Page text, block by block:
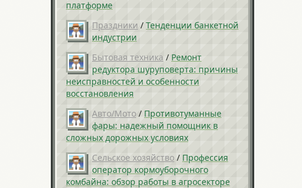
платформе
Праздники / Тенденции банкетной
индустрии
Бытовая техника / Ремонт
редуктора шуруповерта: причины
неисправностей и особенности
восстановления
Авто/Мото / Противотуманные
фары: надежный помощник в
сложных дорожных условиях
Сельское хозяйство / Профессия
оператор кормоуборочного
комбайна: обзор работы в агросекторе